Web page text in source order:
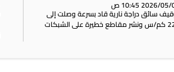
05/06 10:45 ص
سائق دراجة نارية قاد بسرعة وصلت إلى
على الشبكات